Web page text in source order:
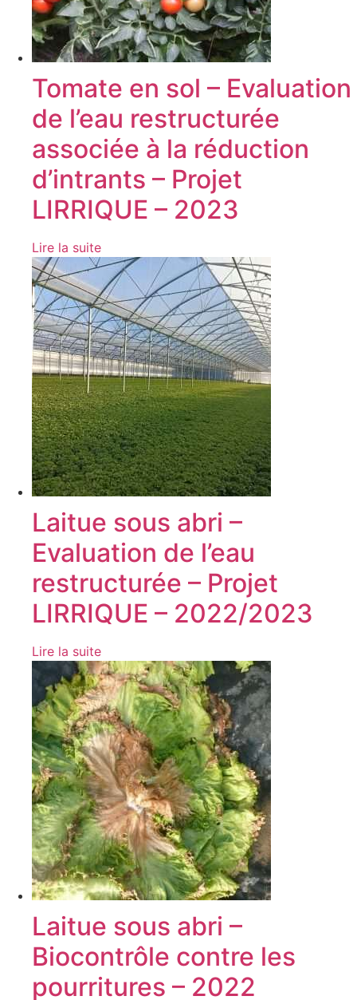
Tomate en sol – Evaluation
de l’eau restructurée
associée à la réduction
d’intrants – Projet
LIRRIQUE – 2023
Lire la suite
Laitue sous abri –
Evaluation de l’eau
restructurée – Projet
LIRRIQUE – 2022/2023
Lire la suite
Laitue sous abri –
Biocontrôle contre les
pourritures – 2022